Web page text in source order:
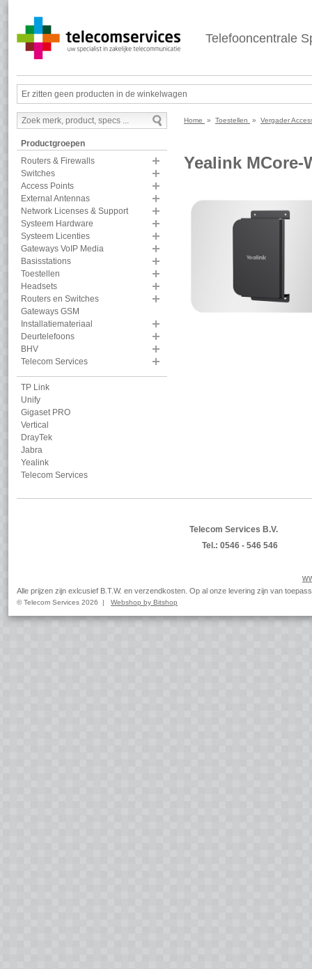
Telefooncentrale
Er zitten geen producten in de winkelwagen
Productgroepen
Routers & Firewalls
Switches
Access Points
External Antennas
Network Licenses & Support
Systeem Hardware
Systeem Licenties
Gateways VoIP Media
Basisstations
Toestellen
Headsets
Routers en Switches
Gateways GSM
Installatiemateriaal
Deurtelefoons
BHV
Telecom Services
TP Link
Unify
Gigaset PRO
Vertical
DrayTek
Jabra
Yealink
Telecom Services
Home » Toestellen » Vergader
Yealink MCore-
Telecom Services B.V.
Tel.: 0546 - 546 546
Alle prijzen zijn exlcusief B.T.W. en verzendkosten. Op al onze levering zijn van
© Telecom Services 2026 | Webshop by Bitshop